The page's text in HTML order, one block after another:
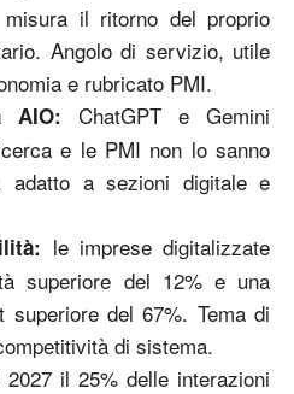
il ritorno del proprio
Angolo di servizio, utile
e rubricato PMI.
AIO: ChatGPT e Gemini
e le PMI non lo sanno
adatto a sezioni digitale e
le imprese digitalizzate
superiore del 12% e una
superiore del 67%. Tema di
di sistema.
il 25% delle interazioni